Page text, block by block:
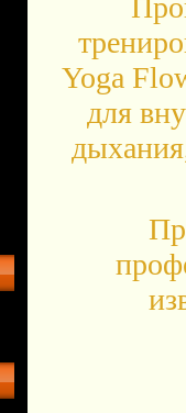
Yoga
для